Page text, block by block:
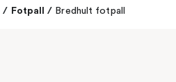
/ Fotpall / Bredhult fotpall